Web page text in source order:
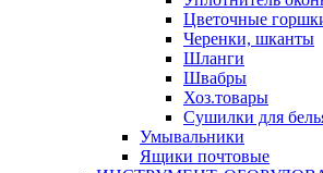
Цветочные
Черенки, шканты
Шланги
Швабры
Хоз.товары
Сушилки для
Умывальники
Ящики почтовые